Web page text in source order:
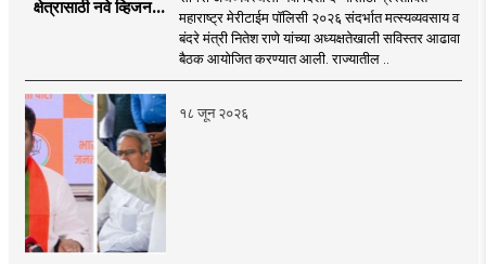
क्षेत्रासाठी नवे व्हिजन;
प्रस्ताव
महाराष्ट्र मेरीटाईम पॉलिसी २०२६ संदर्भात मत्स्यव्यवसाय व
बंदरे मंत्री नितेश राणे यांच्या अध्यक्षतेखाली सविस्तर आढावा
बैठक आयोजित करण्यात आली. राज्यातील ..
१८ जून २०२६